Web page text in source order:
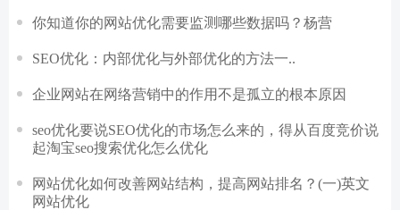
你知道你的网站优化需要监测哪些数据吗？杨营
SEO优化：内部优化与外部优化的方法一..
企业网站在网络营销中的作用不是孤立的根本原因
seo优化要说SEO优化的市场怎么来的，得从百度竞价说
起淘宝seo搜索优化怎么优化
网站优化如何改善网站结构，提高网站排名？(一)英文
网站优化